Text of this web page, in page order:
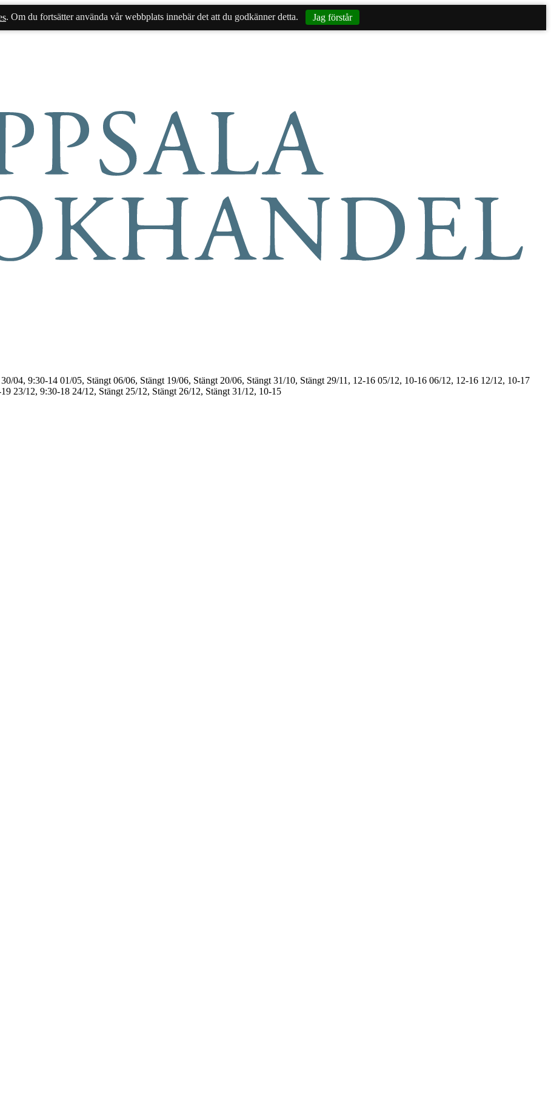
. Om du fortsätter använda vår webbplats innebär det att du godkänner detta.
Jag förstår
30/04, 9:30-14 01/05, Stängt 06/06, Stängt 19/06, Stängt 20/06, Stängt 31/10, Stängt 29/11, 12-16 05/12, 10-16 06/12, 12-16 12/12, 10-17
23/12, 9:30-18 24/12, Stängt 25/12, Stängt 26/12, Stängt 31/12, 10-15